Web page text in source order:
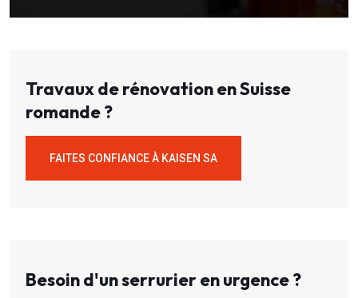
Travaux de rénovation en Suisse
romande ?
FAITES CONFIANCE À KAISEN SA
Besoin d'un serrurier en urgence ?